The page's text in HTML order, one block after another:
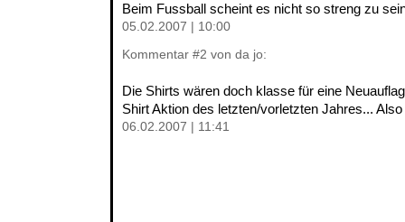
Beim Fussball scheint es nicht so streng zu
05.02.2007 | 10:00
Kommentar #2 von da jo:
Die Shirts wären doch klasse für eine
Shirt Aktion des letzten/vorletzten Jahres...
06.02.2007 | 11:41